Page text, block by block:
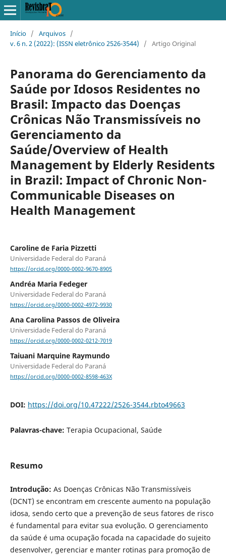
Início / Arquivos /
v. 6 n. 2 (2022): (ISSN eletrônico 2526-3544)
/ Artigo Original
Panorama do Gerenciamento da
Saúde por Idosos Residentes no
Brasil: Impacto das Doenças
Crônicas Não Transmissíveis no
Gerenciamento da
Saúde/Overview of Health
Management by Elderly Residents
in Brazil: Impact of Chronic Non-
Communicable Diseases on
Health Management
Caroline de Faria Pizzetti
Universidade Federal do Paraná
https://orcid.org/0000-0002-9670-8905
Andréa Maria Fedeger
Universidade Federal do Paraná
https://orcid.org/0000-0002-4972-9930
Ana Carolina Passos de Oliveira
Universidade Federal do Paraná
https://orcid.org/0000-0002-0212-7019
Taiuani Marquine Raymundo
Universidade Federal do Paraná
https://orcid.org/0000-0002-8598-463X
DOI: https://doi.org/10.47222/2526-3544.rbto49663
Palavras-chave: Terapia Ocupacional, Saúde
Resumo
Introdução: As Doenças Crônicas Não Transmissíveis
(DCNT) se encontram em crescente aumento na população
idosa, sendo certo que a prevenção de seus fatores de risco
é fundamental para evitar sua evolução. O gerenciamento
da saúde é uma ocupação focada na capacidade do sujeito
desenvolver, gerenciar e manter rotinas para promoção de